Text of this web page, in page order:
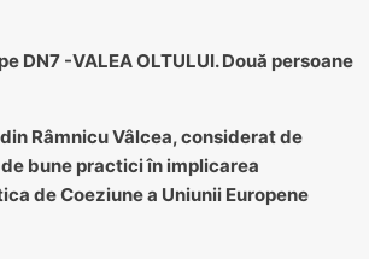
DN7 -VALEA OLTULUI. Două persoane
Râmnicu Vâlcea, considerat de
bune practici în implicarea
de Coeziune a Uniunii Europene